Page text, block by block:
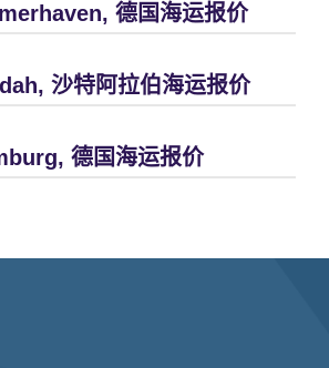
德国海运报价
沙特阿拉伯海运报价
德国海运报价